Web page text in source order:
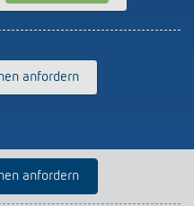
anfordern
anfordern